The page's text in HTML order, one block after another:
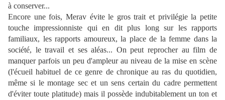
à conserver...
Encore une fois, Merav évite le gros trait et privilégie la petite
touche impressionniste qui en dit plus long sur les rapports
familiaux, les rapports amoureux, la place de la femme dans la
société, le travail et ses aléas... On peut reprocher au film de
manquer parfois un peu d'ampleur au niveau de la mise en scène
(l'écueil habituel de ce genre de chronique au ras du quotidien,
même si le montage sec et un sens certain du cadre permettent
d'éviter toute platitude) mais il possède indubitablement un ton et